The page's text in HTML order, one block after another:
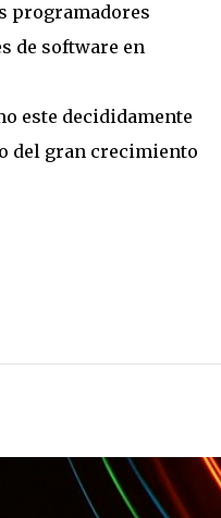
programadores
de software en
este decididamente
del gran crecimiento